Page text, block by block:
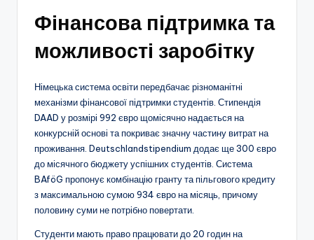
Фінансова підтримка та
можливості заробітку
Німецька система освіти передбачає різноманітні
механізми фінансової підтримки студентів. Стипендія
DAAD у розмірі 992 євро щомісячно надається на
конкурсній основі та покриває значну частину витрат на
проживання. Deutschlandstipendium додає ще 300 євро
до місячного бюджету успішних студентів. Система
BAföG пропонує комбінацію гранту та пільгового кредиту
з максимальною сумою 934 євро на місяць, причому
половину суми не потрібно повертати.
Студенти мають право працювати до 20 годин на